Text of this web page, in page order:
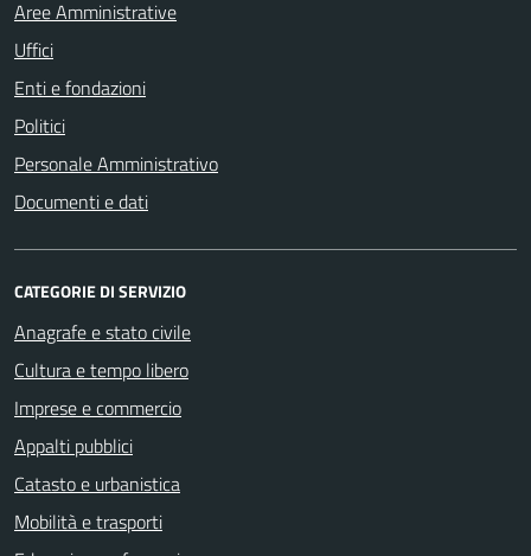
Aree Amministrative
Uffici
Enti e fondazioni
Politici
Personale Amministrativo
Documenti e dati
CATEGORIE DI SERVIZIO
Anagrafe e stato civile
Cultura e tempo libero
Imprese e commercio
Appalti pubblici
Catasto e urbanistica
Mobilità e trasporti